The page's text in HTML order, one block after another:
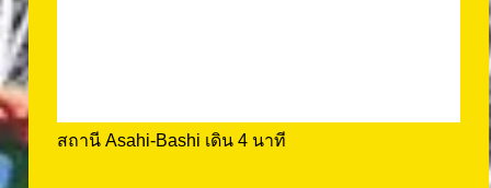
สถานี Asahi-Bashi เดิน 4 นาที